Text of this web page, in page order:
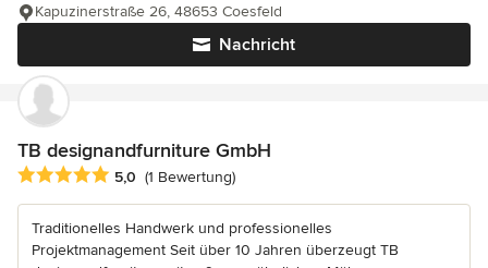
Nachricht
Kapuzinerstraße 26, 48653 Coesfeld
TB designandfurniture GmbH
Durchschnittliche Bewertung: 5 von 5 Sternen
5,0 (1 Bewertung)
Traditionelles Handwerk und professionelles
Projektmanagement Seit über 10 Jahren überzeugt TB